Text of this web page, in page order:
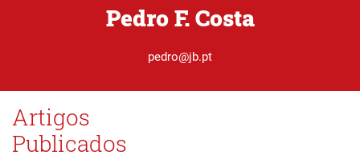
Pedro F. Costa
pedro@jb.pt
Artigos
Publicados